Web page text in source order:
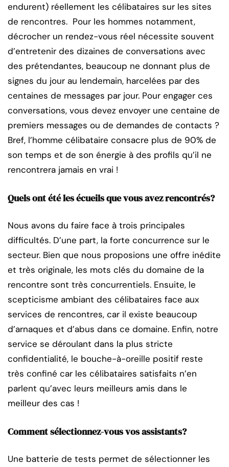
endurent) réellement les célibataires sur les sites
de rencontres. Pour les hommes notamment,
décrocher un rendez-vous réel nécessite souvent
d’entretenir des dizaines de conversations avec
des prétendantes, beaucoup ne donnant plus de
signes du jour au lendemain, harcelées par des
centaines de messages par jour. Pour engager ces
conversations, vous devez envoyer une centaine de
premiers messages ou de demandes de contacts ?
Bref, l’homme célibataire consacre plus de 90% de
son temps et de son énergie à des profils qu’il ne
rencontrera jamais en vrai !
Quels ont été les écueils que vous avez rencontrés?
Nous avons du faire face à trois principales
difficultés. D’une part, la forte concurrence sur le
secteur. Bien que nous proposions une offre inédite
et très originale, les mots clés du domaine de la
rencontre sont très concurrentiels. Ensuite, le
scepticisme ambiant des célibataires face aux
services de rencontres, car il existe beaucoup
d’arnaques et d’abus dans ce domaine. Enfin, notre
service se déroulant dans la plus stricte
confidentialité, le bouche-à-oreille positif reste
très confiné car les célibataires satisfaits n’en
parlent qu’avec leurs meilleurs amis dans le
meilleur des cas !
Comment sélectionnez-vous vos assistants?
Une batterie de tests permet de sélectionner les